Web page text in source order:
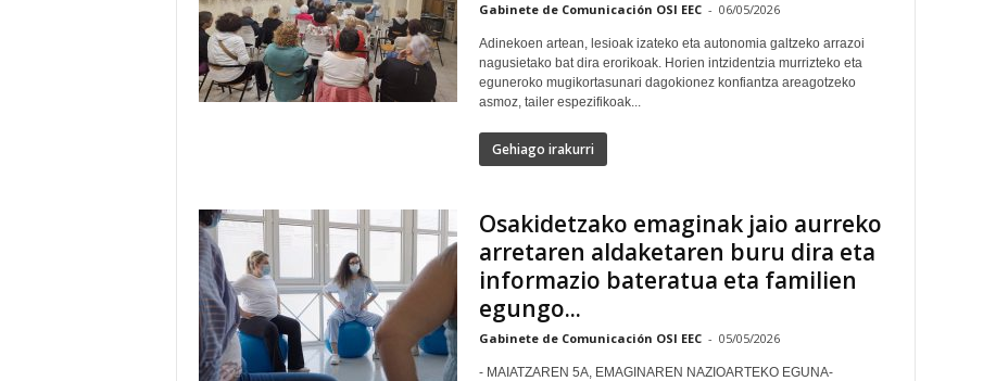
Gabinete de Comunicación OSI EEC - 06/05/2026
Adinekoen artean, lesioak izateko eta autonomia galtzeko arrazoi
nagusietako bat dira erorikoak. Horien intzidentzia murrizteko eta
eguneroko mugikortasunari dagokionez konfiantza areagotzeko
asmoz, tailer espezifikoak...
Gehiago irakurri
Osakidetzako emaginak jaio aurreko
arretaren aldaketaren buru dira eta
informazio bateratua eta familien
egungo...
Gabinete de Comunicación OSI EEC - 05/05/2026
- MAIATZAREN 5A, EMAGINAREN NAZIOARTEKO EGUNA-